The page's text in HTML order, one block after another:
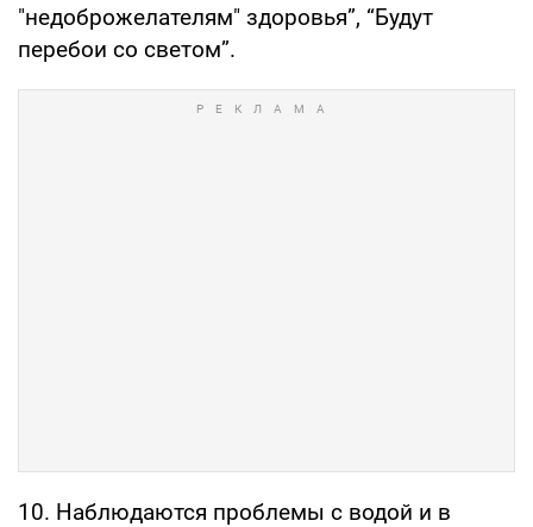
"недоброжелателям" здоровья”, “Будут
перебои со светом”.
10. Наблюдаются проблемы с водой и в